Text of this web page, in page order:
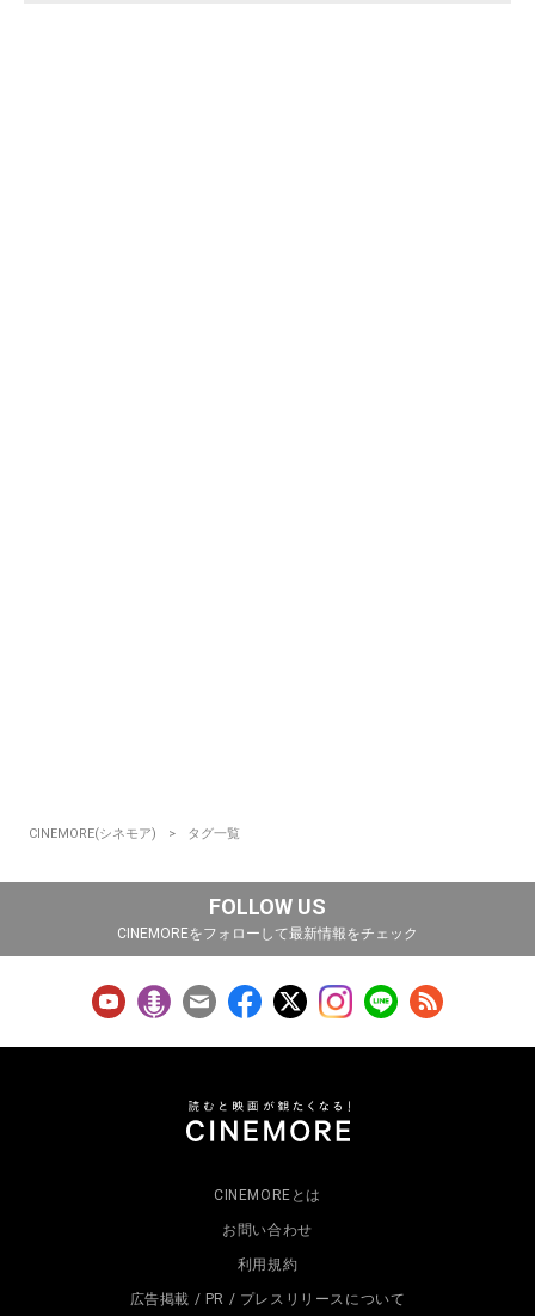
CINEMORE(シネモア) タグ一覧
FOLLOW US
CINEMOREをフォローして最新情報をチェック
CINEMOREとは
お問い合わせ
利用規約
広告掲載 / PR / プレスリリースについて